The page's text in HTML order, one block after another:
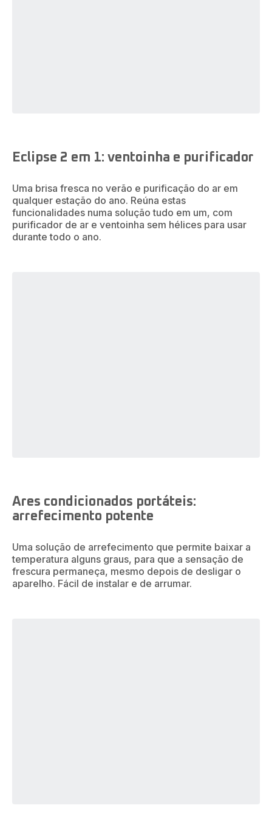
Eclipse 2 em 1: ventoinha e purificador
Uma brisa fresca no verão e purificação do ar em
qualquer estação do ano. Reúna estas
funcionalidades numa solução tudo em um, com
purificador de ar e ventoinha sem hélices para usar
durante todo o ano.
Ares condicionados portáteis:
arrefecimento potente
Uma solução de arrefecimento que permite baixar a
temperatura alguns graus, para que a sensação de
frescura permaneça, mesmo depois de desligar o
aparelho. Fácil de instalar e de arrumar.